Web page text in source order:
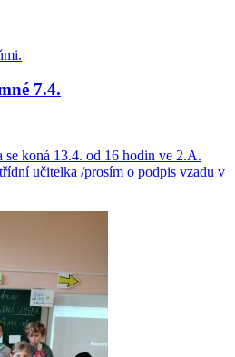
7.4.
koná 13.4. od 16 hodin ve 2.A.
učitelka /prosím o podpis vzadu v